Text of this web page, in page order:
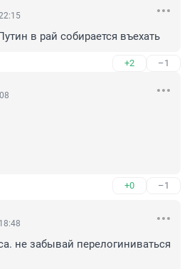
в рай собирается въехать
+2 –1
+0 –1
не забывай перелогиниваться